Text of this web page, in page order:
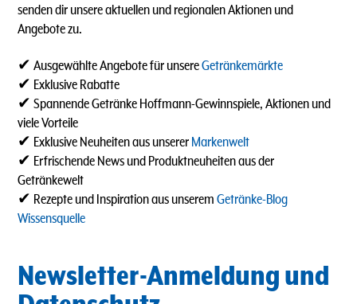
senden dir unsere aktuellen und regionalen Aktionen und
Angebote zu.
✔ Ausgewählte Angebote für unsereGetränkemärkte
✔ Exklusive Rabatte
✔ Spannende Getränke Hoffmann-Gewinnspiele, Aktionen und
viele Vorteile
✔ Exklusive Neuheiten aus unserer Markenwelt
✔ Erfrischende News und Produktneuheiten aus der
Getränkewelt
✔ Rezepte und Inspiration aus unserem Getränke-Blog
Wissensquelle
Newsletter-Anmeldung und